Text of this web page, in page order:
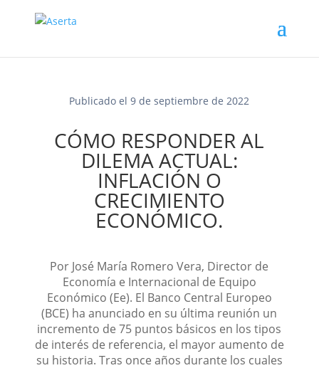
Publicado el 9 de septiembre de 2022
CÓMO RESPONDER AL
DILEMA ACTUAL:
INFLACIÓN O
CRECIMIENTO
ECONÓMICO.
Por José María Romero Vera, Director de
Economía e Internacional de Equipo
Económico (Ee). El Banco Central Europeo
(BCE) ha anunciado en su última reunión un
incremento de 75 puntos básicos en los tipos
de interés de referencia, el mayor aumento de
su historia. Tras once años durante los cuales